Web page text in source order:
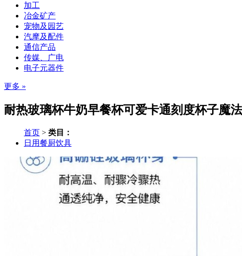
加工
冶金矿产
宠物及园艺
汽摩及配件
通信产品
传媒、广电
电子元器件
更多 »
耐热玻璃杯牛奶早餐杯可爱卡通刻度杯子魔
首页 > 类目：
日用餐厨饮具